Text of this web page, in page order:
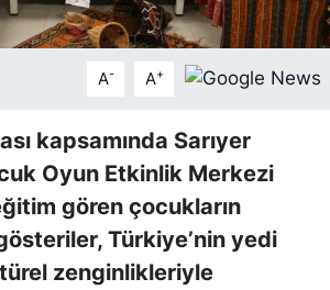
A- A+
kapsamında Sarıyer
Oyun Etkinlik Merkezi
gören çocukların
Türkiye’nin yedi
zenginlikleriyle
HABERİ